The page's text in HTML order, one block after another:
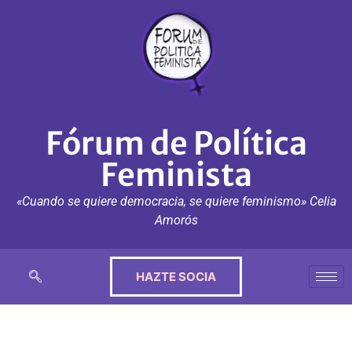
Fórum de Política
Feminista
«Cuando se quiere democracia, se quiere feminismo» Celia
Amorós
HAZTE SOCIA